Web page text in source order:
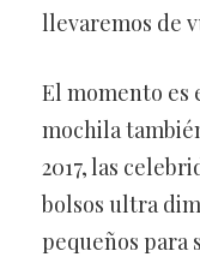
llevaremos de
El momento es
mochila
2017, las
bolsos ultra
pequeños para